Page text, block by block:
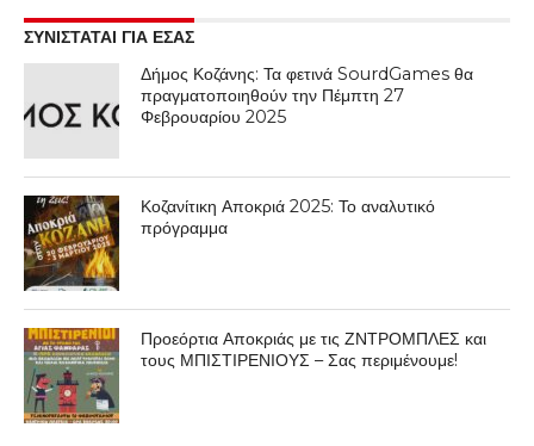
ΣΥΝΙΣΤΑΤΑΙ ΓΙΑ ΕΣΑΣ
Δήμος Κοζάνης: Τα φετινά SourdGames θα
πραγματοποιηθούν την Πέμπτη 27
Φεβρουαρίου 2025
Κοζανίτικη Αποκριά 2025: Το αναλυτικό
πρόγραμμα
Προεόρτια Αποκριάς με τις ΖΝΤΡΟΜΠΛΕΣ και
τους ΜΠΙΣΤΙΡΕΝΙΟΥΣ – Σας περιμένουμε!